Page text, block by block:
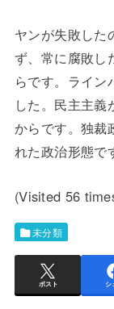
ヤンが失敗した
ず、常に腐敗し
らです。ライン
した。民主主
からです。独裁
れた政治形態で
(Visited 56
未分類
ポスト シ